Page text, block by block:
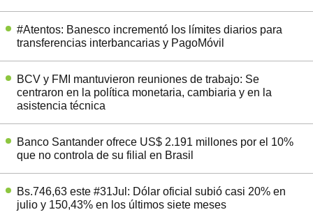
#Atentos: Banesco incrementó los límites diarios para
transferencias interbancarias y PagoMóvil
BCV y FMI mantuvieron reuniones de trabajo: Se
centraron en la política monetaria, cambiaria y en la
asistencia técnica
Banco Santander ofrece US$ 2.191 millones por el 10%
que no controla de su filial en Brasil
Bs.746,63 este #31Jul: Dólar oficial subió casi 20% en
julio y 150,43% en los últimos siete meses